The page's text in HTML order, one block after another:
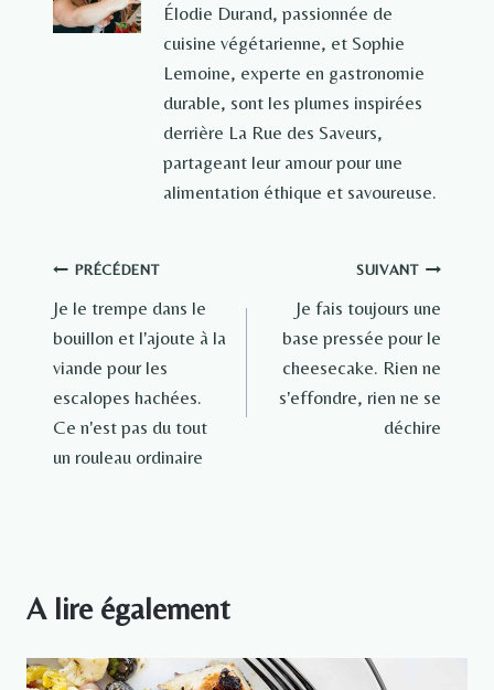
Élodie Durand, passionnée de
cuisine végétarienne, et Sophie
Lemoine, experte en gastronomie
durable, sont les plumes inspirées
derrière La Rue des Saveurs,
partageant leur amour pour une
alimentation éthique et savoureuse.
Navigation
de
l’article
PRÉCÉDENT
Je le trempe dans le
bouillon et l'ajoute à la
viande pour les
escalopes hachées.
Ce n'est pas du tout
un rouleau ordinaire
SUIVANT
Je fais toujours une
base pressée pour le
cheesecake. Rien ne
s'effondre, rien ne se
déchire
A lire également